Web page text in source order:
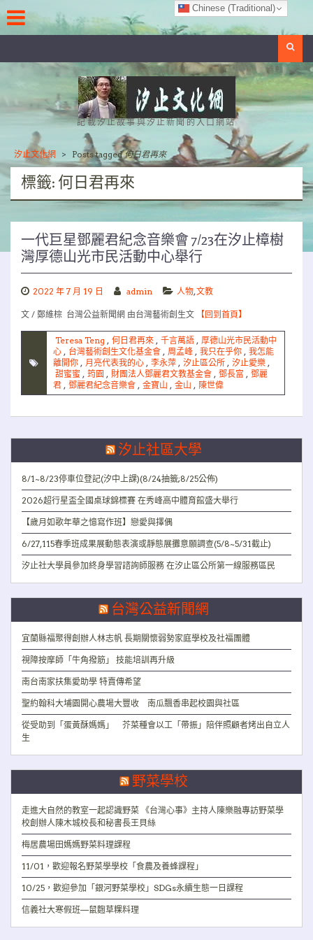
to
content
記載汐止故事與汐止新聞的入口網站
汐止文化網 > Posts tagged何日君再來
標籤: 何日君再來
一代巨星鄧麗君紀念音樂會 7/23在汐止樟樹
灣厚德山光市民活動中心舉行
2022 年 7 月 19 日 admin 人物,文教
文 / 鄭維棕 台灣公益新聞網 由台灣藝術創生文 【回到首頁】
Teresa Teng , 何日君再來 , 千言萬語 , 厚德山光市民活動中
心 , 台灣藝術創生文化基金會 , 周孟峰 , 我只在乎你 , 我怎能
離開你 , 月亮代表我的心 , 李永萍 , 汐止區公所 , 汐止愛樂 ,
甜蜜蜜 , 筠園 , 財團法人鄧麗君文教基金會 , 鄧長富 , 鄧麗
君 , 鄧麗君紀念音樂會 , 金寶山 , 金山 , 陳世偉
汐止社區大學
8/1~8/23停車位登記(汐中上課)(8/24抽籤;8/25公佈)
2026超行星盃全國桌球錦標賽 在秀峰高中體育館盛大舉行
【歲月如歌年華之憶寫作班】戀愛與擇偶
6/27,115春季班成果展動態表演或靜態展攤意願調查(5/8~5/31截止)
汐止社大學員參加終身學習諮詢師服務 在汐止區公所第一線服務區民
台灣公益新聞網
宜蘭縣福聚得創辦人林志帆 長期關懷弱勢家庭學校及社福團體
視障按摩師「牛角撥筋」 技能培訓再升級
南台南家扶集愛助學 特賣傳希望
聖約翰科大埔園開心農場大豐收 南瓜飄香串起校園與社區
從受助到「蛋黃酥媽媽」 芥菜種會以工「帶振」陪伴照顧者烤出自立人
生
野菜學校
走進大自然的教室一起認識野菜 《台灣心事》主持人陳樂融專訪野菜學
校創辦人陳木城校長和秘書長王貝絲
梅居農場田媽媽野菜料理課程
11/01，歡迎報名野菜學學校「食農及養蜂課程」
10/25，歡迎參加「銀河野菜學校」SDGs永續生態一日課程
信義社大寒假班—鼠麴草粿料理
Chinese (Traditional)